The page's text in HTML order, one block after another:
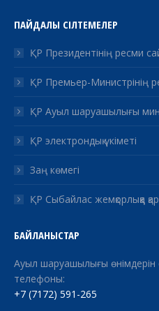
ПАЙДАЛЫ СІЛТЕМЕЛЕР
ҚР Президентінің ресми
ҚР Премьер-Министрінің
ҚР Ауыл шаруашылығы
ҚР электрондық үкіметі
Заң көмегі
ҚР Сыбайлас жемқорлыққа
БАЙЛАНЫСТАР
Ауыл шаруашылығы өнімдерін
телефоны:
+7 (7172) 591-265